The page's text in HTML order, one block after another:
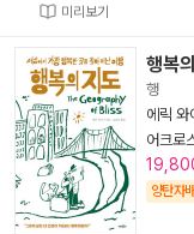
미리보기
행복
행
에릭 와
어크로
양탄자